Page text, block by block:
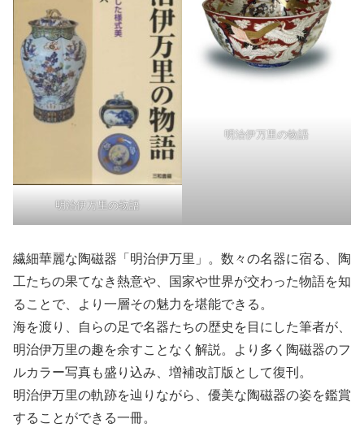
明治伊万里の物語
明治伊万里の物語
繊細華麗な陶磁器「明治伊万里」。数々の名器に宿る、陶
工たちの果てなき熱意や、国家や世界が交わった物語を知
ることで、より一層その魅力を堪能できる。
海を渡り、自らの足で名器たちの歴史を目にした筆者が、
明治伊万里の趣を余すことなく解説。より多く陶磁器のフ
ルカラー写真も盛り込み、増補改訂版として復刊。
明治伊万里の軌跡を辿りながら、優美な陶磁器の姿を鑑賞
することができる一冊。